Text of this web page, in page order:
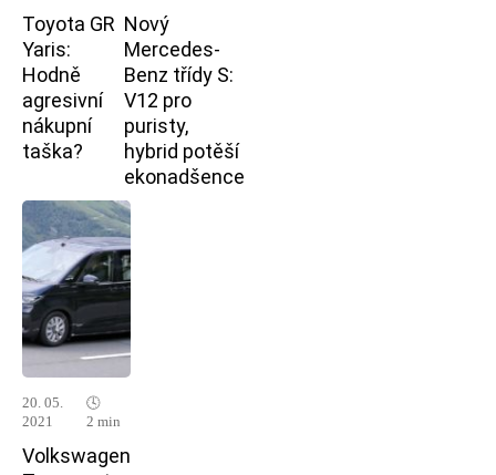
Toyota GR
Yaris:
Hodně
agresivní
nákupní
taška?
Nový
Mercedes-
Benz třídy S:
V12 pro
puristy,
hybrid potěší
ekonadšence
20. 05.
2021
🕓
2 min
Volkswagen